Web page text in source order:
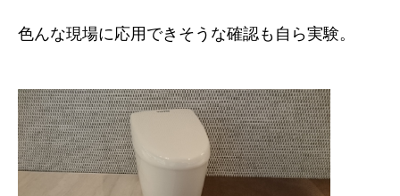
色んな現場に応用できそうな確認も自ら実験。